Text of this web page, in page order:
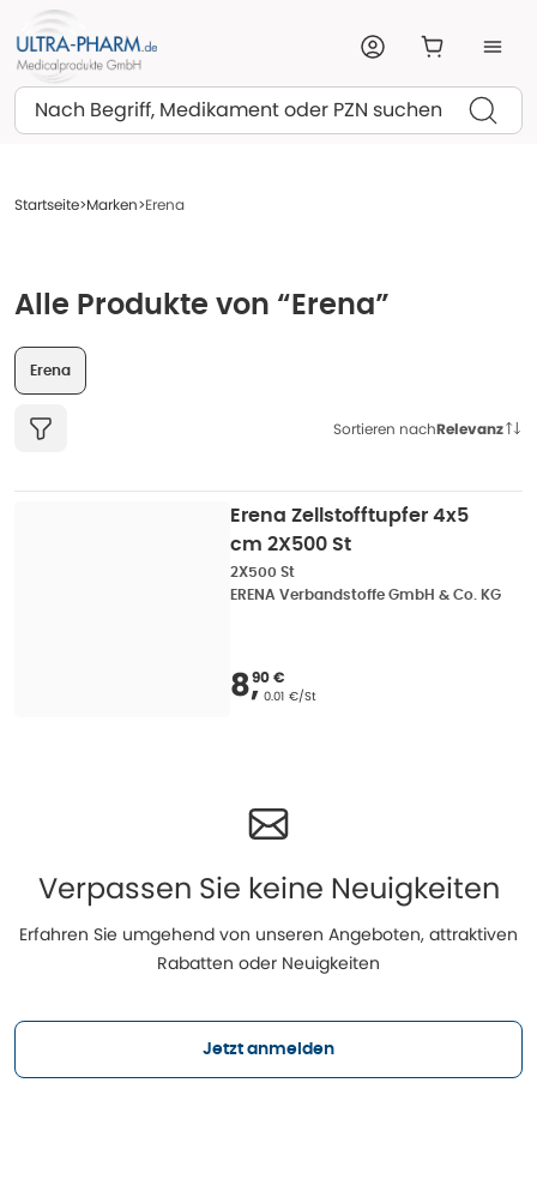
Suchen
Startseite Marken Erena
Alle Produkte von “Erena”
Erena
Sortieren nachRelevanz
Erena Zellstofftupfer 4x5
cm 2X500 St
2X500 St
ERENA Verbandstoffe GmbH & Co. KG
Verkaufspreis
8,
90 €
Grundpreis
0.01 €/St
Verpassen Sie keine Neuigkeiten
Erfahren Sie umgehend von unseren Angeboten, attraktiven
Rabatten oder Neuigkeiten
Jetzt anmelden